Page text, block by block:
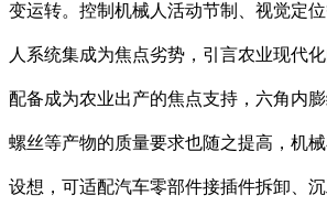
变运转。控制机械人活动节制、视觉定
人系统集成为焦点劣势，引言农业现代
配备成为农业出产的焦点支持，六角内
螺丝等产物的质量要求也随之提高，机
设想，可适配汽车零部件接插件拆卸、